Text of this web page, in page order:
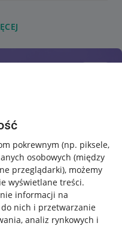
pokrewnym (np. piksele,
osobowych (między
przeglądarki), możemy
wyświetlane treści.
informacji na
nich i przetwarzanie
analiz rynkowych i